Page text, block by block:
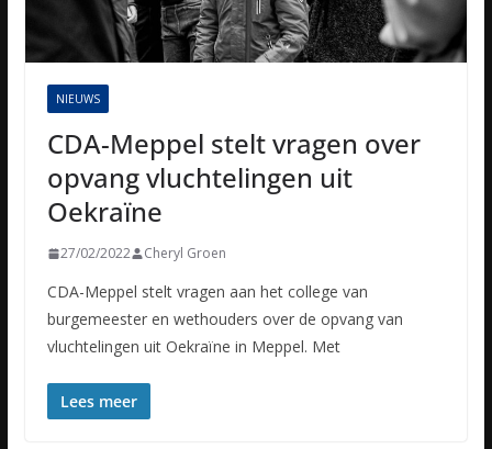
NIEUWS
CDA-Meppel stelt vragen over
opvang vluchtelingen uit
Oekraïne
27/02/2022 Cheryl Groen
CDA-Meppel stelt vragen aan het college van
burgemeester en wethouders over de opvang van
vluchtelingen uit Oekraïne in Meppel. Met
Lees meer